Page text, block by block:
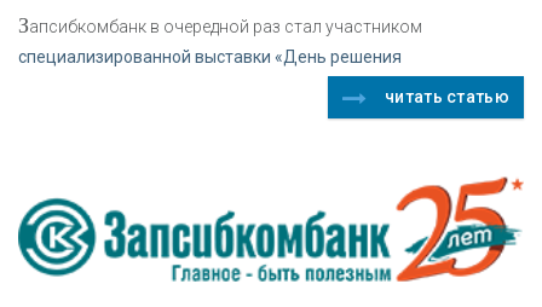
Запсибкомбанк в очередной раз стал участником
специализированной выставки «День решения
читать статью